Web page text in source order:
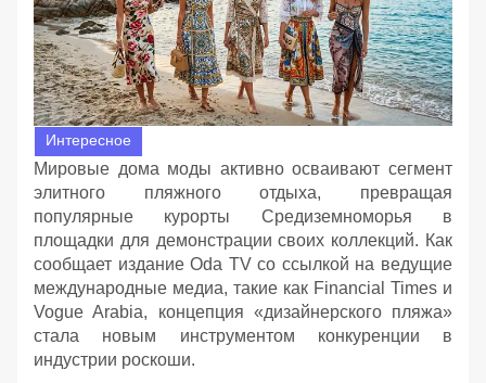
Интересное
Мировые дома моды активно осваивают сегмент
элитного пляжного отдыха, превращая
популярные курорты Средиземноморья в
площадки для демонстрации своих коллекций. Как
сообщает издание Oda TV со ссылкой на ведущие
международные медиа, такие как Financial Times и
Vogue Arabia, концепция «дизайнерского пляжа»
стала новым инструментом конкуренции в
индустрии роскоши.